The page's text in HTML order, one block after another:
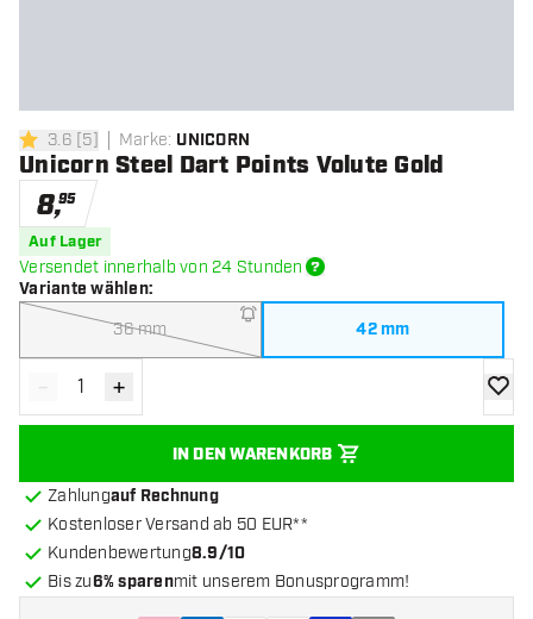
3.6 Bewertungssterne
3.6 [5] Marke: UNICORN
Unicorn Steel Dart Points Volute Gold
8,95
Auf Lager
Versendet innerhalb von 24 Stunden
Variante wählen:
36 mm 42 mm
Menge verringern
- Menge erhöhen
+
IN DEN WARENKORB
Zur
Zahlungauf Rechnung
Kostenloser Versand ab 50 EUR**
Kundenbewertung8.9/10
Bis zu6% sparenmit unserem Bonusprogramm!